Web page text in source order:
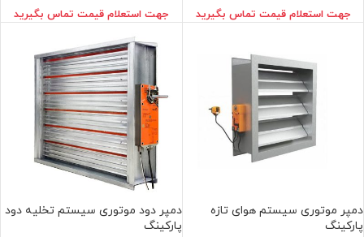
جهت استعلام قيمت تماس بگيريد جهت استعلام قيمت تماس بگيريد
دمپر موتوری سيستم هوای تازه
پاركينگ
دمپر دود موتوری سيستم تخليه دود
پاركينگ